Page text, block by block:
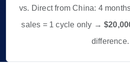
vs. Direct from China: 4
sales = 1 cycle only →
difference.